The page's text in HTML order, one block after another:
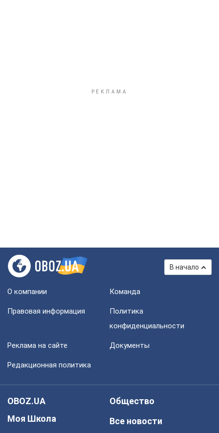
В начало
О компании Команда
Правовая информация
Политика
конфиденциальности
Реклама на сайте Документы
Редакционная политика
OBOZ.UA
Моя Школа
Общество
Все новости